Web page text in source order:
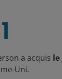
a acquis le
Uni.